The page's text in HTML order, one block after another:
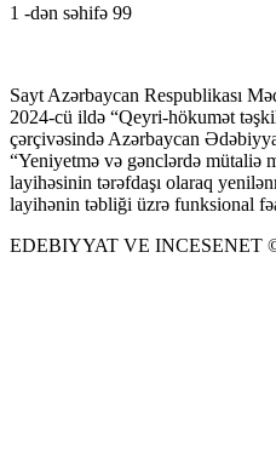
1 -dən səhifə 99
Sayt Azərbaycan Respublikası
2024-cü ildə “Qeyri-hökumət
çərçivəsində Azərbaycan
“Yeniyetmə və gənclərdə mütaliə
layihəsinin tərəfdaşı olaraq
layihənin təbliği üzrə funksional
EDEBIYYAT VE INCESENET